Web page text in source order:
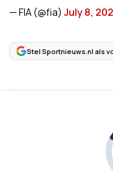
— FIA (@fia) July 8,
Stel Sportnieuws.nl als